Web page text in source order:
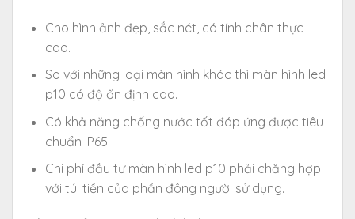
Cho hình ảnh đẹp, sắc nét, có tính chân thực
cao.
So với những loại màn hình khác thì màn hình led
p10 có độ ổn định cao.
Có khả năng chống nước tốt đáp ứng được tiêu
chuẩn IP65.
Chi phí đầu tư màn hình led p10 phải chăng hợp
với túi tiền của phần đông người sử dụng.